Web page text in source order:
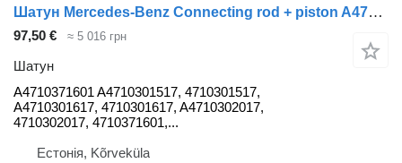
Шатун Mercedes-Benz Connecting rod + piston A4710371601 до тягача Mercedes-Benz Actros
97,50 € ≈ 5 016 грн
Шатун
A4710371601 A4710301517, 4710301517,
A4710301617, 4710301617, A4710302017,
4710302017, 4710371601,...
Естонія, Kõrveküla